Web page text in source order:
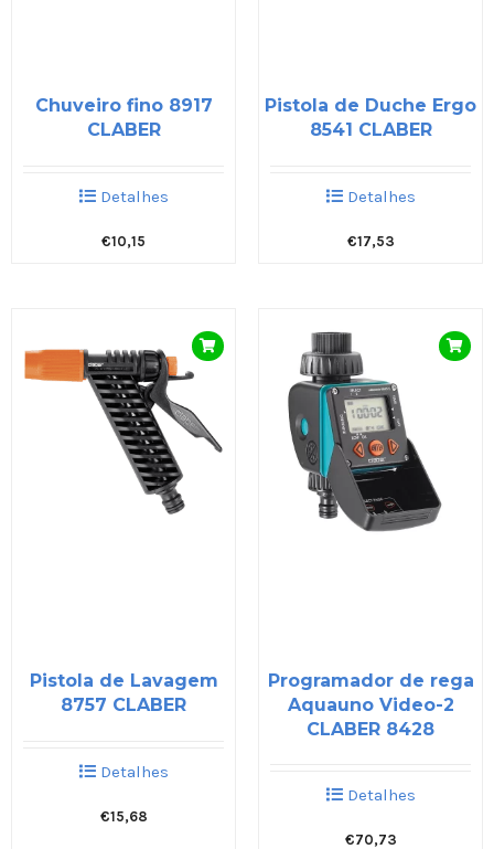
Chuveiro fino 8917
CLABER
Detalhes
€10,15
Pistola de Duche Ergo
8541 CLABER
Detalhes
€17,53
Pistola de Lavagem
8757 CLABER
Detalhes
€15,68
Programador de rega
Aquauno Video-2
CLABER 8428
Detalhes
€70,73